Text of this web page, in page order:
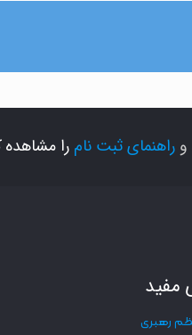
و راهنمای ثبت نام را مشاهده
مفید
رهبری